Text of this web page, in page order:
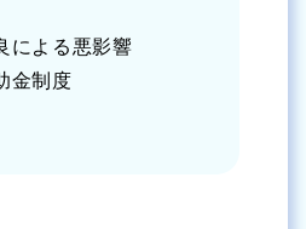
による悪影響
金制度